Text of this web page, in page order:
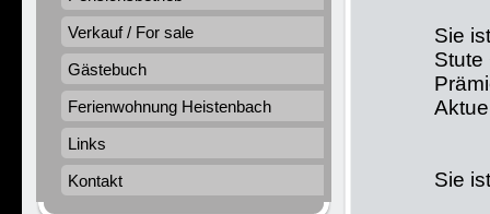
Sie
Stute
Sie
Verkauf / For sale
Gästebuch
Ferienwohnung Heistenbach
Links
Kontakt